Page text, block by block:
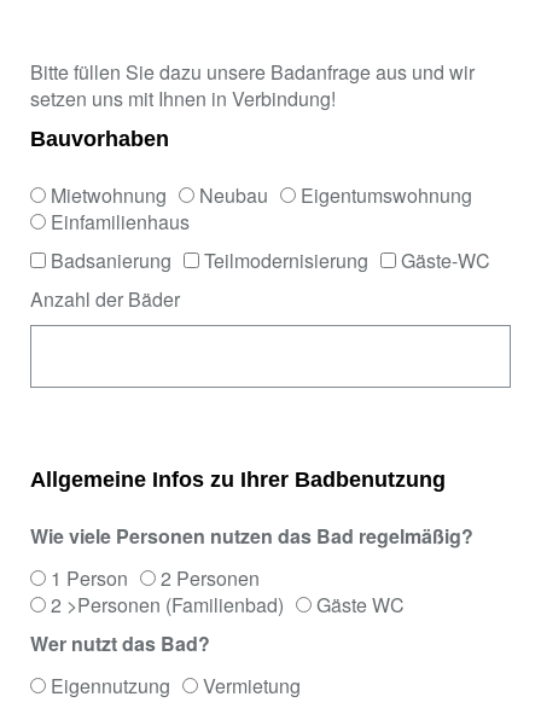
Bitte füllen Sie dazu unsere Badanfrage aus und wir
setzen uns mit Ihnen in Verbindung!
Bauvorhaben
Mietwohnung Neubau
Eigentumswohnung
Einfamilienhaus
Badsanierung
Teilmodernisierung
Gäste-WC
Anzahl der Bäder
Allgemeine Infos zu Ihrer Badbenutzung
Wie viele Personen nutzen das Bad regelmäßig?
1 Person
2 Personen
2 >Personen (Familienbad)
Gäste WC
Wer nutzt das Bad?
Eigennutzung
Vermietung